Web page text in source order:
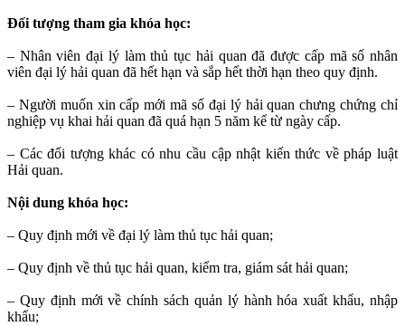
Đối tượng tham gia khóa học:
– Nhân viên đại lý làm thủ tục hải quan đã được cấp mã số nhân
viên đại lý hải quan đã hết hạn và sắp hết thời hạn theo quy định.
– Người muốn xin cấp mới mã số đại lý hải quan chưng chứng chỉ
nghiệp vụ khai hải quan đã quá hạn 5 năm kể từ ngày cấp.
– Các đối tượng khác có nhu cầu cập nhật kiến thức về pháp luật
Hải quan.
Nội dung khóa học:
– Quy định mới về đại lý làm thủ tục hải quan;
– Quy định về thủ tục hải quan, kiểm tra, giám sát hải quan;
– Quy định mới về chính sách quản lý hành hóa xuất khẩu, nhập
khẩu;